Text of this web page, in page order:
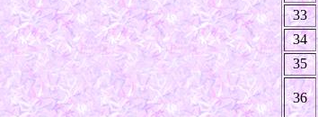
33
34
35
36